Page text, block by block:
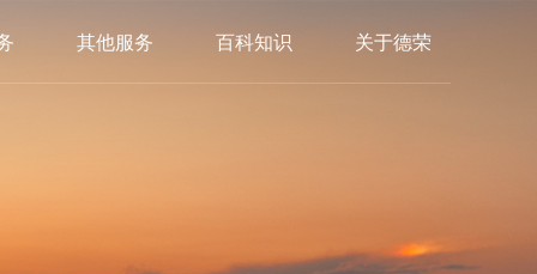
其他服务 百科知识 关于德荣